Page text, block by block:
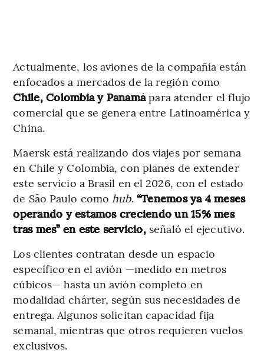
Actualmente, los aviones de la compañía están
enfocados a mercados de la región como
Chile, Colombia y Panamápara atender el flujo
comercial que se genera entre Latinoamérica y
China.
Maersk está realizando dos viajes por semana
en Chile y Colombia, con planes de extender
este servicio a Brasil en el 2026, con el estado
de São Paulo como hub.“Tenemos ya 4 meses
operando y estamos creciendo un 15% mes
tras mes” en este servicio, señaló el ejecutivo.
Los clientes contratan desde un espacio
específico en el avión —medido en metros
cúbicos— hasta un avión completo en
modalidad chárter, según sus necesidades de
entrega. Algunos solicitan capacidad fija
semanal, mientras que otros requieren vuelos
exclusivos.